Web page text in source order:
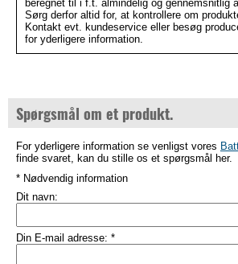
beregnet til i f.t. almindelig og gennemsnitlig
Sørg derfor altid for, at kontrollere om
Kontakt evt. kundeservice eller besøg
for yderligere information.
Spørgsmål om et produkt.
For yderligere information se venligst vores
finde svaret, kan du stille os et spørgsmål her.
* Nødvendig information
Dit navn:
Din E-mail adresse: *